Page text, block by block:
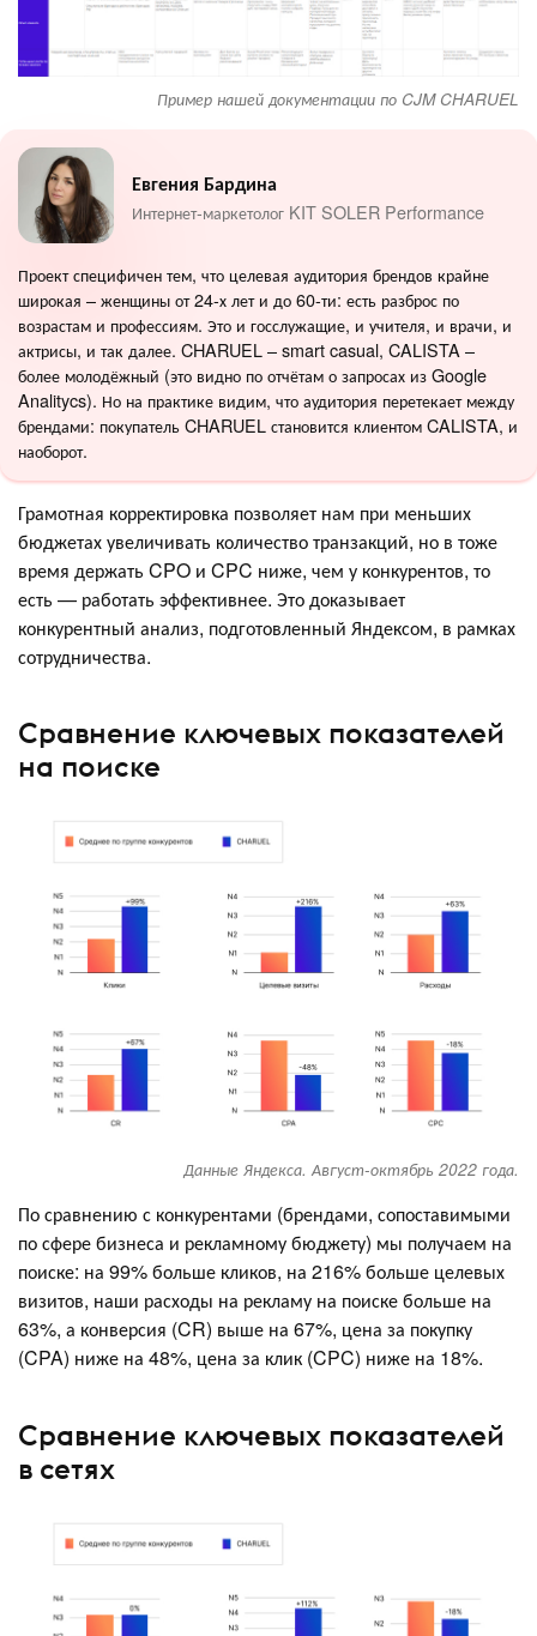
Пример нашей документации по CJM CHARUEL
Евгения Бардина
Интернет-маркетолог KIT SOLER Performance
Проект специфичен тем, что целевая аудитория брендов крайне
широкая – женщины от 24-х лет и до 60-ти: есть разброс по
возрастам и профессиям. Это и госслужащие, и учителя, и врачи, и
актрисы, и так далее. CHARUEL – smart casual, CALISTA –
более молодёжный (это видно по отчётам о запросах из Google
Analitycs). Но на практике видим, что аудитория перетекает между
брендами: покупатель CHARUEL становится клиентом CALISTA, и
наоборот.
Грамотная корректировка позволяет нам при меньших
бюджетах увеличивать количество транзакций, но в тоже
время держать CPO и CPC ниже, чем у конкурентов, то
есть — работать эффективнее. Это доказывает
конкурентный анализ, подготовленный Яндексом, в рамках
сотрудничества.
Сравнение ключевых показателей
на поиске
Данные Яндекса. Август-октябрь 2022 года.
По сравнению с конкурентами (брендами, сопоставимыми
по сфере бизнеса и рекламному бюджету) мы получаем на
поиске: на 99% больше кликов, на 216% больше целевых
визитов, наши расходы на рекламу на поиске больше на
63%, а конверсия (CR) выше на 67%, цена за покупку
(CPA) ниже на 48%, цена за клик (CPC) ниже на 18%.
Сравнение ключевых показателей
в сетях